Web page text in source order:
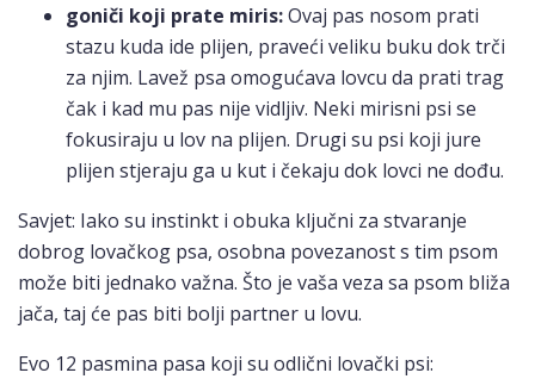
goniči koji prate miris:Ovaj pas nosom prati
stazu kuda ide plijen, praveći veliku buku dok trči
za njim. Lavež psa omogućava lovcu da prati trag
čak i kad mu pas nije vidljiv. Neki mirisni psi se
fokusiraju u lov na plijen. Drugi su psi koji jure
plijen stjeraju ga u kut i čekaju dok lovci ne dođu.
Savjet: Iako su instinkt i obuka ključni za stvaranje
dobrog lovačkog psa, osobna povezanost s tim psom
može biti jednako važna. Što je vaša veza sa psom bliža
jača, taj će pas biti bolji partner u lovu.
Evo 12 pasmina pasa koji su odlični lovački psi: